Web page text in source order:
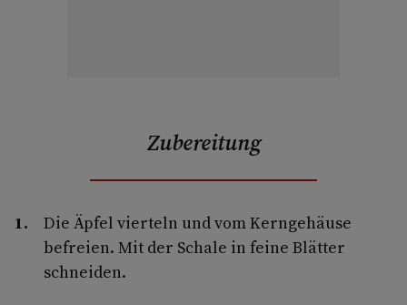
Zubereitung
Die Äpfel vierteln und vom Kerngehäuse
befreien. Mit der Schale in feine Blätter
schneiden.